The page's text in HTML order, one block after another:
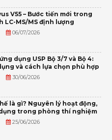
V55 – Bước tiến mới trong
LC-MS/MS định lượng
06/07/2026
dụng USP Bộ 3/7 và Bộ 4:
và cách lựa chọn phù hợp
30/06/2026
là gì? Nguyên lý hoạt động,
trong phòng thí nghiệm
25/06/2026